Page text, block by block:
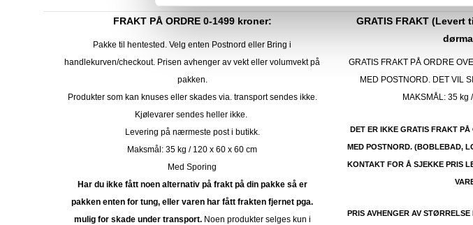
FRAKT PÅ ORDRE 0-1499 kroner:
Pakke til hentested. Velg enten Postnord eller Bring i
handlekurven/checkout. Prisen avhenger av vekt eller volumvekt på
pakken.
Produkter som kan knuses eller skades via. transport sendes ikke.
Kjølevarer sendes heller ikke.
Levering på nærmeste post i butikk.
Maksmål: 35 kg / 120 x 60 x 60 cm
Med Sporing
Har du ikke fått noen alternativ på frakt på din pakke så er
pakken enten for tung, eller varen har fått frakten fjernet pga.
mulig for skade under transport.Noen produkter selges kun i
GRATIS FRAKT
GRATIS FRAKT PÅ ORDRE
MED POSTNORD. DET VIL
MAKSMÅL:35 kg
DET ER IKKE GRATIS FRAKT
MED POSTNORD. (BOBLEBAD,
KONTAKT FOR Å SJEKKE PRIS
PRIS AVHENGER AV